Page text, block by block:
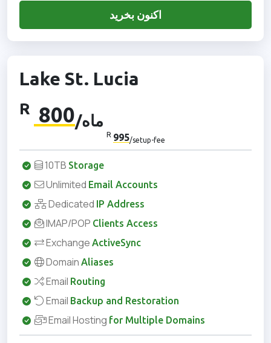
اکنون بخرید
Lake St. Lucia
R 800 /ماه
R 995/setup-fee
10TB Storage
Unlimited Email Accounts
Dedicated IP Address
IMAP/POP Clients Access
Exchange ActiveSync
Domain Aliases
Email Routing
Email Backup and Restoration
Email Hosting for Multiple Domains